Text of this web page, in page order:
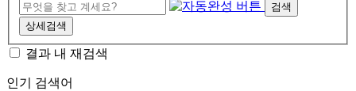
검색
상세검색
결과 내 재검색
인기 검색어